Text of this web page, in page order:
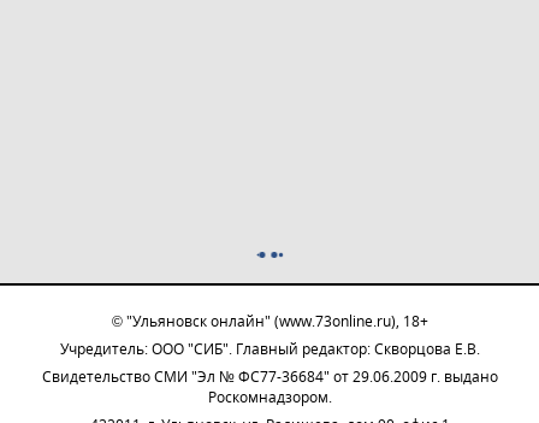
© "Ульяновск онлайн" (www.73online.ru), 18+
Учредитель: ООО "СИБ". Главный редактор: Скворцова Е.В.
Свидетельство СМИ "Эл № ФС77-36684" от 29.06.2009 г. выдано
Роскомнадзором.